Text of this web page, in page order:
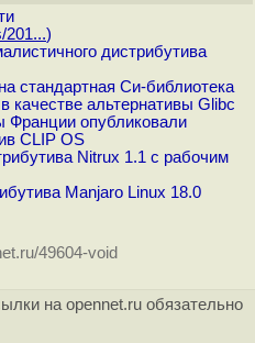
201...)
дистрибутива
стандартная Си-библиотека
качестве альтернативы Glibc
опубликовали
CLIP OS
Nitrux 1.1 с рабочим
Manjaro Linux 18.0
49604-void
на opennet.ru обязательно